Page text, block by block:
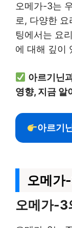
오메가-3는
로, 다양한
팅에서는 요
에 대해 깊이
아르기닌
영향, 지금 알
아르기
오메가
오메가-3